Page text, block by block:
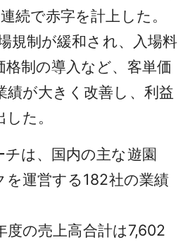
続で赤字を計上した。
規制が緩和され、入場料
格制の導入など、客単価
績が大きく改善し、利益
た。
は、国内の主な遊園
を運営する182社の業績
の売上高合計は7,602